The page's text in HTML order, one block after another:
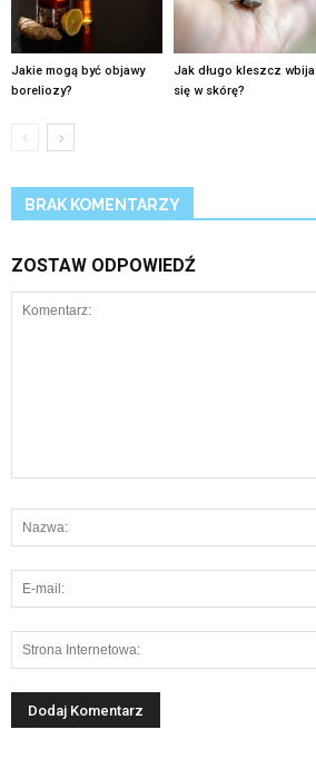
Jakie mogą być objawy
boreliozy?
Jak długo kleszcz wbija
się w skórę?
BRAK KOMENTARZY
ZOSTAW ODPOWIEDŹ